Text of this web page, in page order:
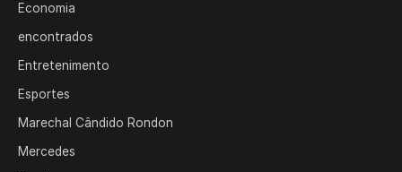
Economia
encontrados
Entretenimento
Esportes
Marechal Cândido Rondon
Mercedes